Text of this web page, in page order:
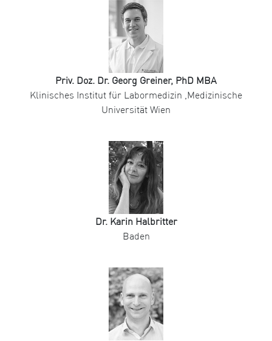
Priv. Doz. Dr. Georg Greiner, PhD MBA
Klinisches Institut für Labormedizin ,Medizinische
Universität Wien
Dr. Karin Halbritter
Baden